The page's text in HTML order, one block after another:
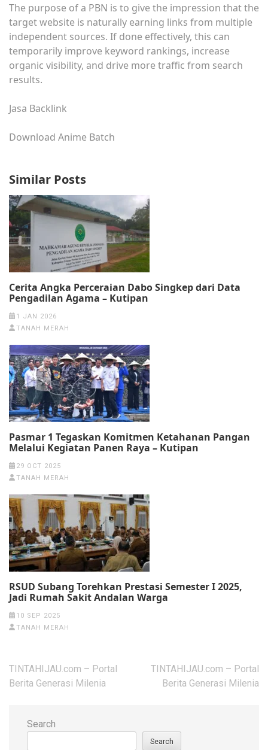
The purpose of a PBN is to give the impression that the
target website is naturally earning links from multiple
independent sources. If done effectively, this can
temporarily improve keyword rankings, increase
organic visibility, and drive more traffic from search
results.
Jasa Backlink
Download Anime Batch
Similar Posts
Cerita Angka Perceraian Dabo Singkep dari Data
Pengadilan Agama – Kutipan
1 JAN 2026
TANAH MERAH
Pasmar 1 Tegaskan Komitmen Ketahanan Pangan
Melalui Kegiatan Panen Raya – Kutipan
29 OCT 2025
TANAH MERAH
RSUD Subang Torehkan Prestasi Semester I 2025,
Jadi Rumah Sakit Andalan Warga
10 SEP 2025
TANAH MERAH
Post
navigation
TINTAHIJAU.com – Portal
Berita Generasi Milenia
TINTAHIJAU.com – Portal
Berita Generasi Milenia
Search
Search